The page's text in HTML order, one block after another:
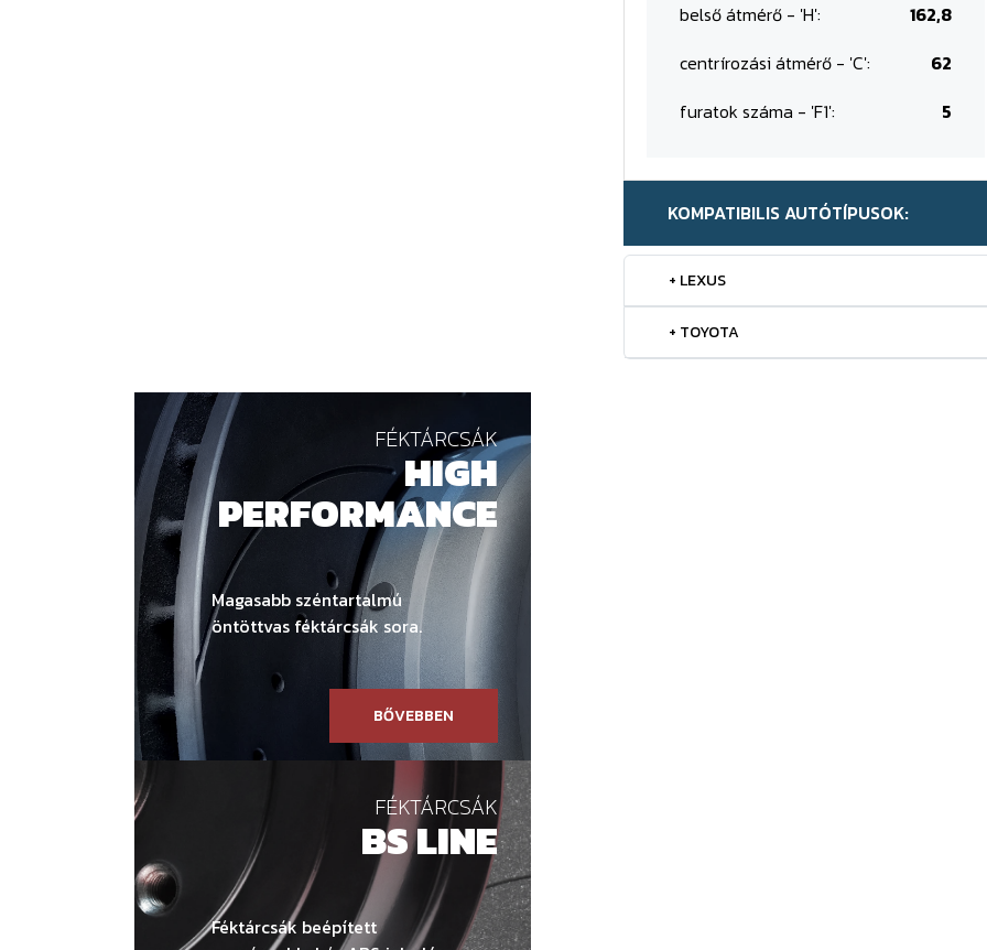
belső átmérő - 'H':
162,8
centrírozási átmérő - 'C':
62
furatok száma - 'F1':
5
KOMPATIBILIS AUTÓTÍPUSOK:
+ LEXUS
+ TOYOTA
FÉKTÁRCSÁK
HIGH
PERFORMANCE
Magasabb széntartalmú
öntöttvas féktárcsák sora.
BŐVEBBEN
FÉKTÁRCSÁK
BS LINE
Féktárcsák beépített